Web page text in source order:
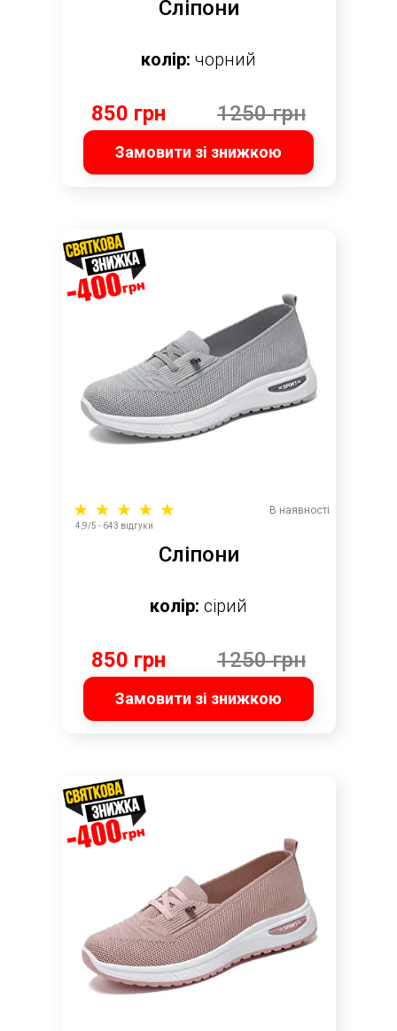
Замовити зі знижкою
Сліпони
колір: чорний
850 грн 1250 грн
В наявності
Замовити зі знижкою
4,9/5 - 643 відгуки
Сліпони
колір: сірий
850 грн 1250 грн